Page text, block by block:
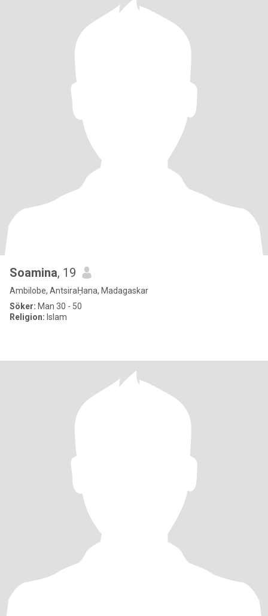
Soamina, 19
Ambilobe, AntsiraḤana, Madagaskar
Söker: Man 30 - 50
Religion: Islam